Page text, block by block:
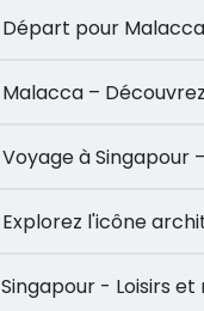
Jour 15: Départ pour
Jour 16: Malacca –
Jour 17: Voyage à
Jour 18: Explorez
Jour 19: Singapour -